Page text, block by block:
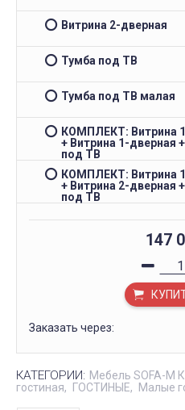
Витрина 2-дверная
Тумба под ТВ
Тумба под ТВ малая
КОМПЛЕКТ: Витрина
+ Витрина 1-дверная
под ТВ
КОМПЛЕКТ: Витрина
+ Витрина 2-дверная
под ТВ
147
Заказать через:
КАТЕГОРИИ: Мебель SOFA-M
гостиная
ГОСТИНЫЕ Малые